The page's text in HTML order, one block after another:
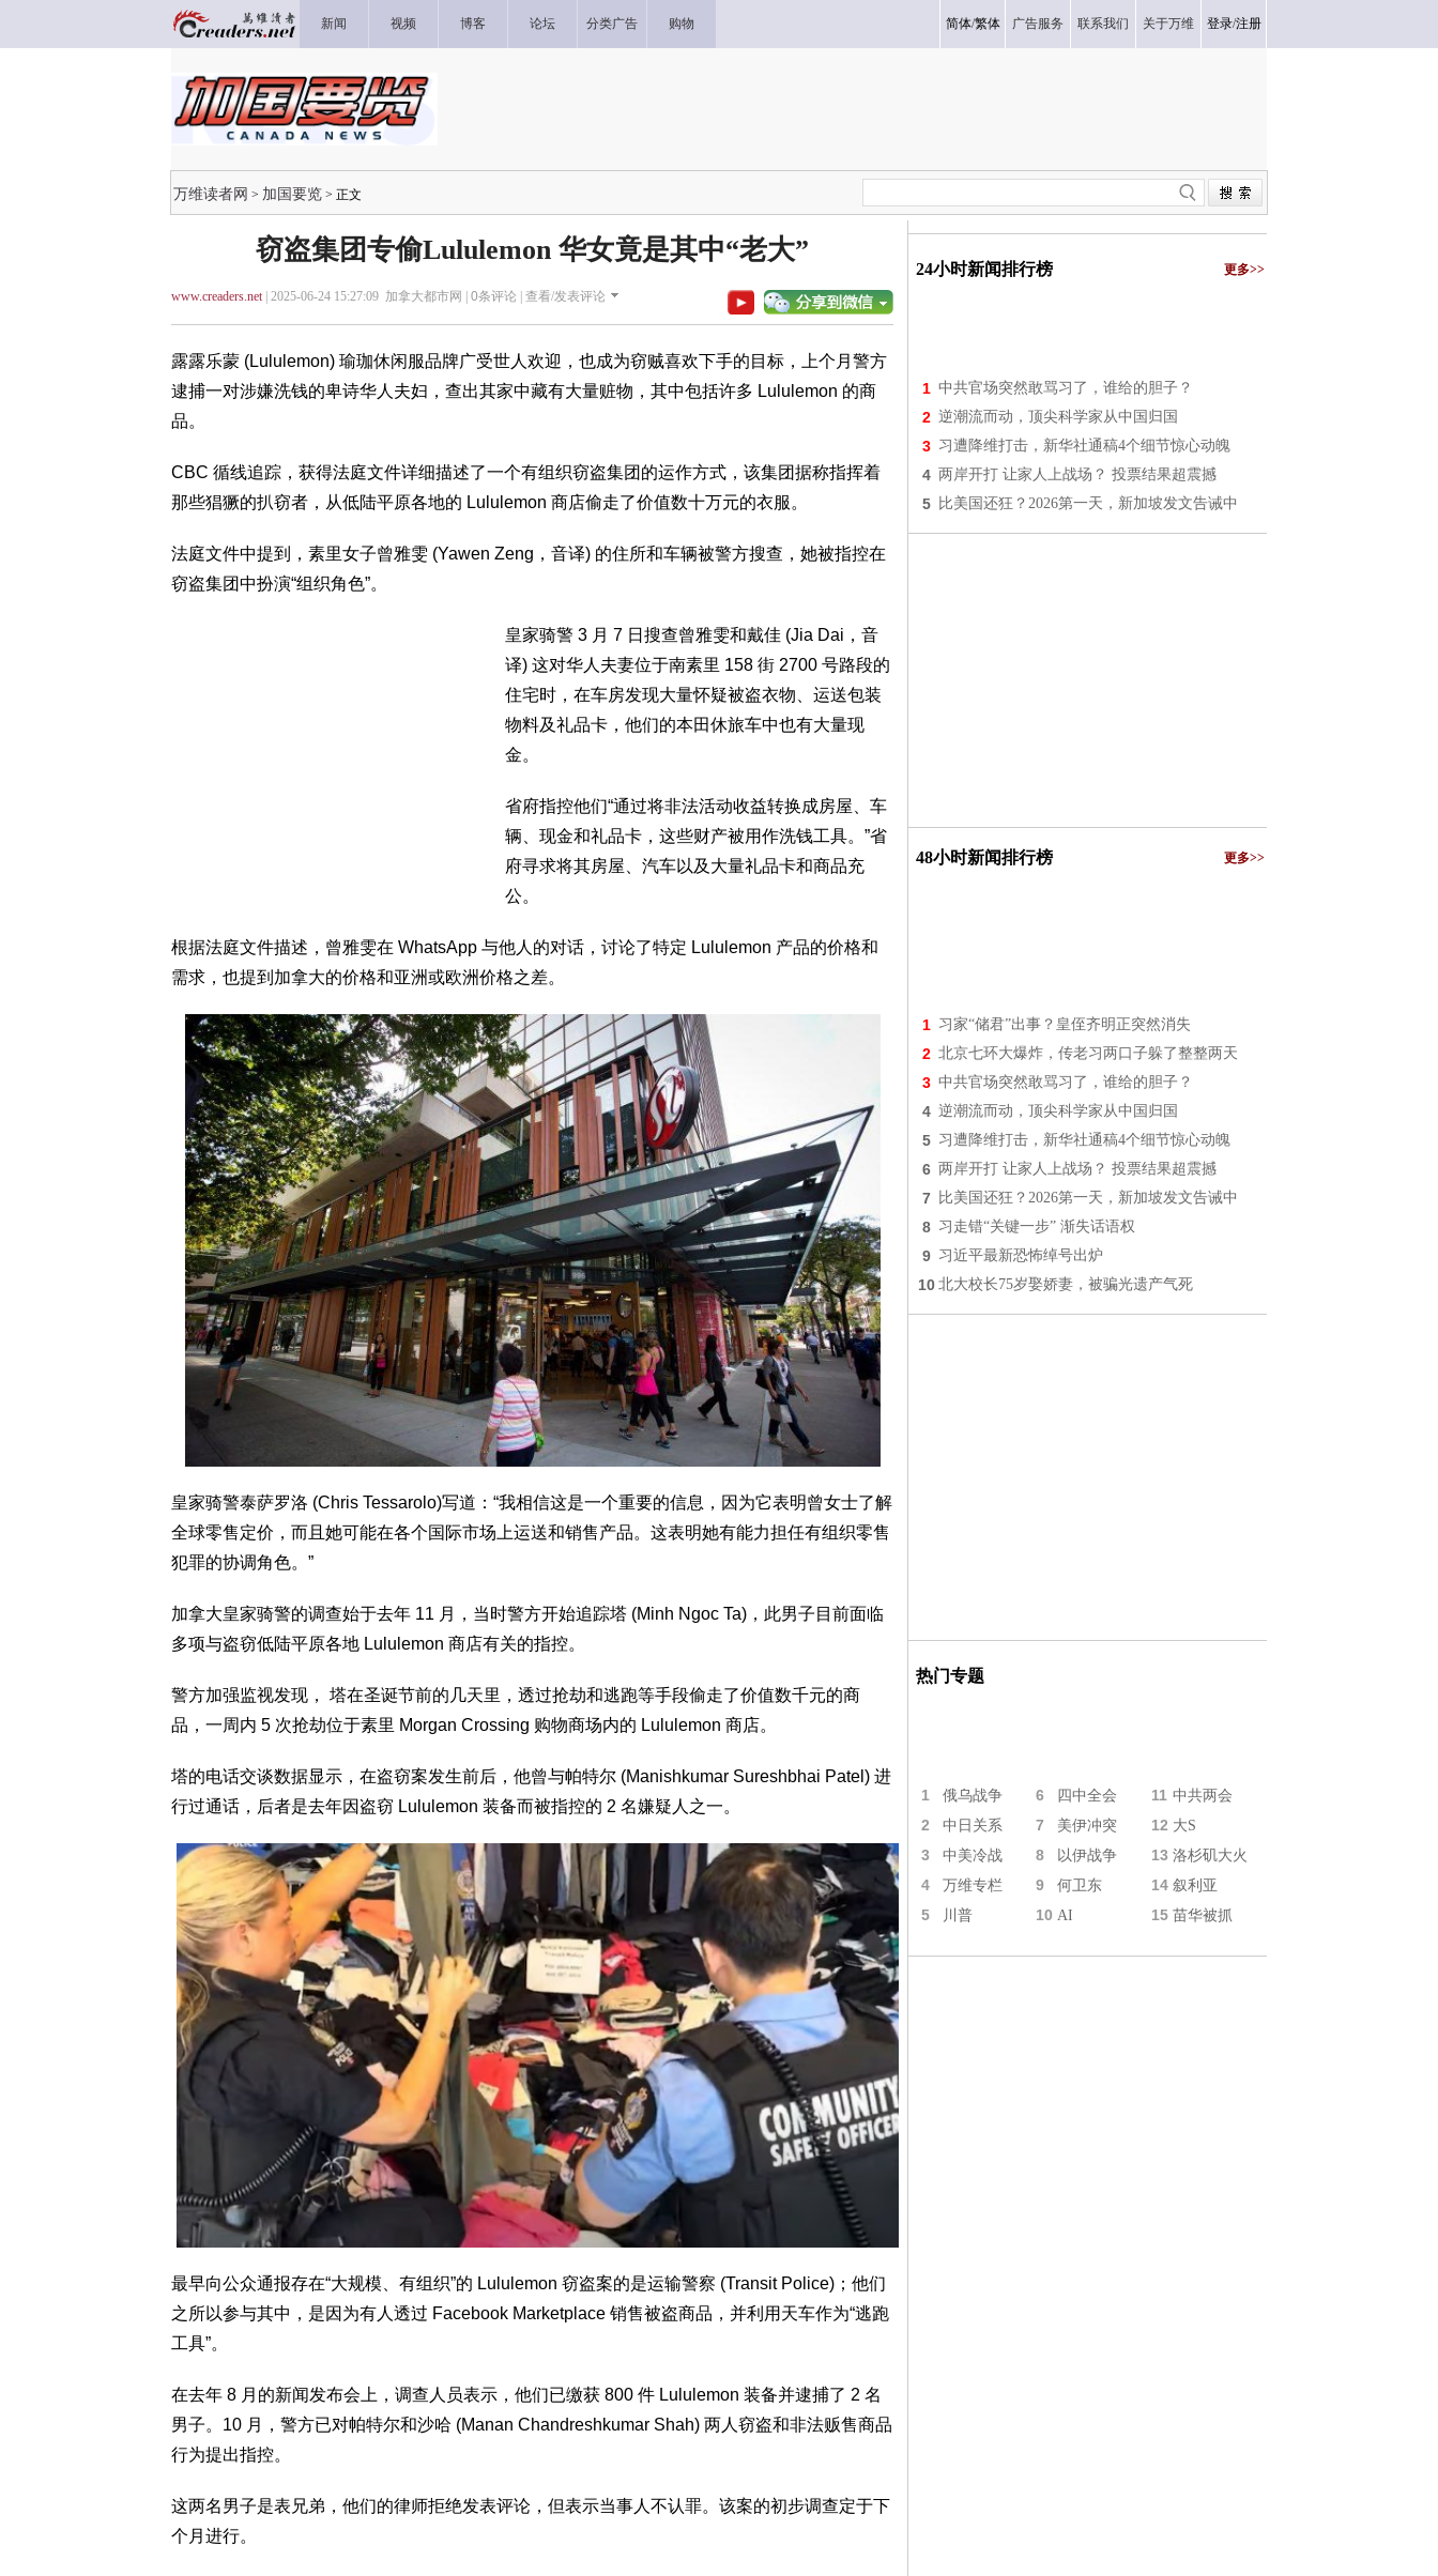
新闻 视频 博客 论坛 分类广告 购物 简体/繁体 广告服务 联系我们 关于万维 登录/注册
万维读者网 > 加国要览 > 正文
窃盗集团专偷Lululemon 华女竟是其中“老大”
www.creaders.net| 2025-06-24 15:27:09 加拿大都市网 | 0条评论 | 查看/发表评论
露露乐蒙 (Lululemon) 瑜珈休闲服品牌广受世人欢迎，也成为窃贼喜欢下手的目标，上个月警方
逮捕一对涉嫌洗钱的卑诗华人夫妇，查出其家中藏有大量赃物，其中包括许多 Lululemon 的商
品。
CBC 循线追踪，获得法庭文件详细描述了一个有组织窃盗集团的运作方式，该集团据称指挥着
那些猖獗的扒窃者，从低陆平原各地的 Lululemon 商店偷走了价值数十万元的衣服。
法庭文件中提到，素里女子曾雅雯 (Yawen Zeng，音译) 的住所和车辆被警方搜查，她被指控在
窃盗集团中扮演“组织角色”。
皇家骑警 3 月 7 日搜查曾雅雯和戴佳 (Jia Dai，音
译) 这对华人夫妻位于南素里 158 街 2700 号路段的
住宅时，在车房发现大量怀疑被盗衣物、运送包装
物料及礼品卡，他们的本田休旅车中也有大量现
金。
省府指控他们“通过将非法活动收益转换成房屋、车
辆、现金和礼品卡，这些财产被用作洗钱工具。”省
府寻求将其房屋、汽车以及大量礼品卡和商品充
公。
根据法庭文件描述，曾雅雯在 WhatsApp 与他人的对话，讨论了特定 Lululemon 产品的价格和
需求，也提到加拿大的价格和亚洲或欧洲价格之差。
皇家骑警泰萨罗洛 (Chris Tessarolo)写道：“我相信这是一个重要的信息，因为它表明曾女士了解
全球零售定价，而且她可能在各个国际市场上运送和销售产品。这表明她有能力担任有组织零售
犯罪的协调角色。”
加拿大皇家骑警的调查始于去年 11 月，当时警方开始追踪塔 (Minh Ngoc Ta)，此男子目前面临
多项与盗窃低陆平原各地 Lululemon 商店有关的指控。
警方加强监视发现， 塔在圣诞节前的几天里，透过抢劫和逃跑等手段偷走了价值数千元的商
品，一周内 5 次抢劫位于素里 Morgan Crossing 购物商场内的 Lululemon 商店。
塔的电话交谈数据显示，在盗窃案发生前后，他曾与帕特尔 (Manishkumar Sureshbhai Patel) 进
行过通话，后者是去年因盗窃 Lululemon 装备而被指控的 2 名嫌疑人之一。
最早向公众通报存在“大规模、有组织”的 Lululemon 窃盗案的是运输警察 (Transit Police)；他们
之所以参与其中，是因为有人透过 Facebook Marketplace 销售被盗商品，并利用天车作为“逃跑
工具”。
在去年 8 月的新闻发布会上，调查人员表示，他们已缴获 800 件 Lululemon 装备并逮捕了 2 名
男子。10 月，警方已对帕特尔和沙哈 (Manan Chandreshkumar Shah) 两人窃盗和非法贩售商品
行为提出指控。
这两名男子是表兄弟，他们的律师拒绝发表评论，但表示当事人不认罪。该案的初步调查定于下
个月进行。
24小时新闻排行榜 更多>>
1 中共官场突然敢骂习了，谁给的胆子？
2 逆潮流而动，顶尖科学家从中国归国
3 习遭降维打击，新华社通稿4个细节惊心动魄
4 两岸开打 让家人上战场？ 投票结果超震撼
5 比美国还狂？2026第一天，新加坡发文告诫中
48小时新闻排行榜 更多>>
1 习家“储君”出事？皇侄齐明正突然消失
2 北京七环大爆炸，传老习两口子躲了整整两天
3 中共官场突然敢骂习了，谁给的胆子？
4 逆潮流而动，顶尖科学家从中国归国
5 习遭降维打击，新华社通稿4个细节惊心动魄
6 两岸开打 让家人上战场？ 投票结果超震撼
7 比美国还狂？2026第一天，新加坡发文告诫中
8 习走错“关键一步” 渐失话语权
9 习近平最新恐怖绰号出炉
10 北大校长75岁娶娇妻，被骗光遗产气死
热门专题
1 俄乌战争 6 四中全会 11 中共两会
2 中日关系 7 美伊冲突 12 大S
3 中美冷战 8 以伊战争 13 洛杉矶大火
4 万维专栏 9 何卫东 14 叙利亚
5 川普 10 AI 15 苗华被抓